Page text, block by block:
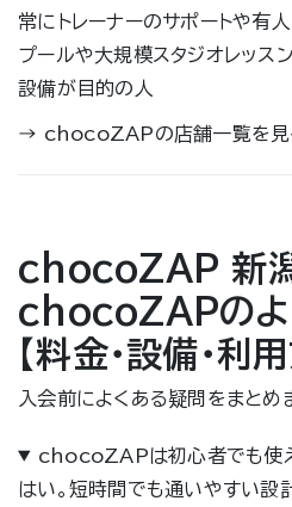
常にトレーナーのサポートや有
プールや大規模スタジオレッス
設備が目的の人
→ chocoZAPの店舗一覧を見
chocoZAP 新潟
chocoZAPのよ
【料金・設備・利
入会前によくある疑問をまとめ
chocoZAPは初心者でも使
はい。短時間でも通いやすい設